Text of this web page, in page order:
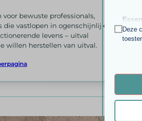
voor bewuste professionals,
die vastlopen in ogenschijnlijk
levens – uitval
willen herstellen van uitval.
Deze